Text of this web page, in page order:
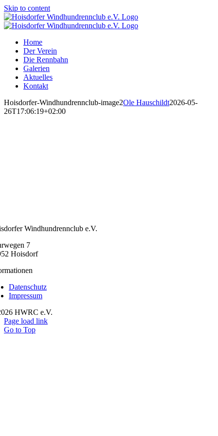
Skip to content
Home
Der Verein
Die Rennbahn
Galerien
Aktuelles
Kontakt
Hoisdorfer-Windhundrennclub-image2Ole Hauschildt2026-05-
26T17:06:19+02:00
Windhundrennclub e.V.
7
Hoisdorf
Datenschutz
Impressum
HWRC e.V.
Page load link
Go to Top